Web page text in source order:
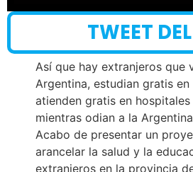
TWEET
Así que hay extranjeros que
Argentina, estudian gratis en
atienden gratis en
mientras odian a la
Acabo de presentar un
arancelar la salud y la
extranjeros en la provincia